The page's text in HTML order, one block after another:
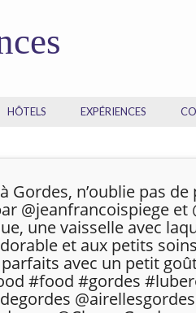
HÔTELS EXPÉRIENCES
Gordes, n’oublie pas
@jeanfrancoispiege et
une vaisselle avec
et aux petits
avec un petit
#food #gordes